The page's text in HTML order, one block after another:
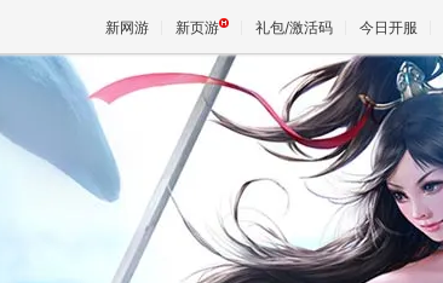
新网游 新页游 礼包/激活码 今日开服